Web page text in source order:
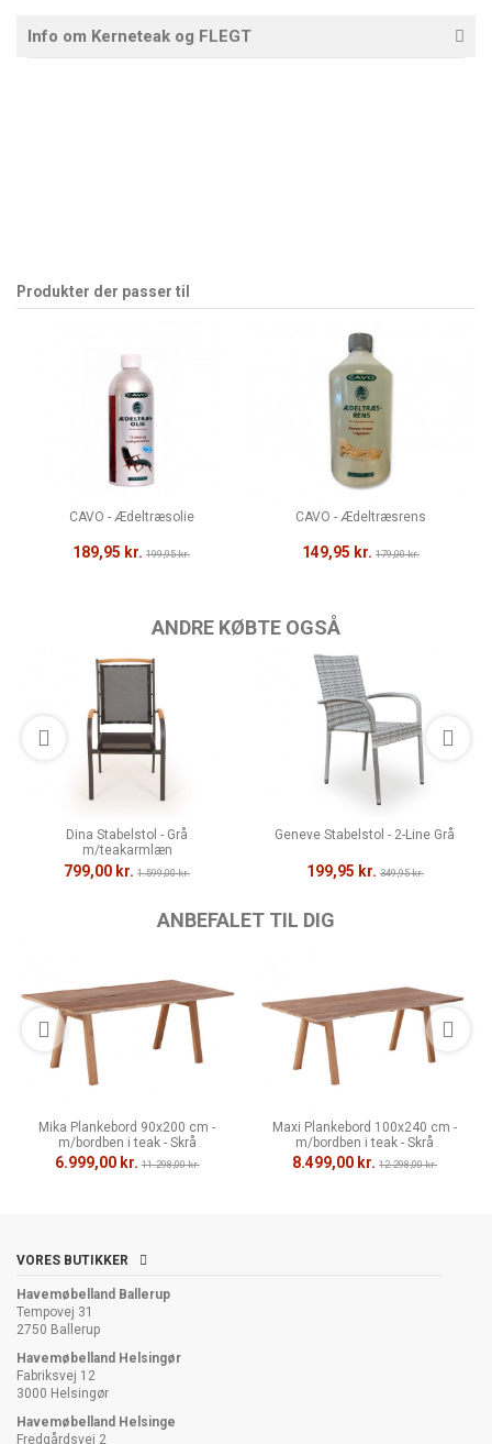
Info om Kerneteak og FLEGT
Produkter der passer til
CAVO - Ædeltræsolie
189,95 kr. 199,95 kr.
CAVO - Ædeltræsrens
149,95 kr. 179,00 kr.
ANDRE KØBTE OGSÅ
Dina Stabelstol - Grå
m/teakarmlæn
799,00 kr. 1.599,00 kr.
Geneve Stabelstol - 2-Line Grå
199,95 kr. 349,95 kr.
ANBEFALET TIL DIG
Mika Plankebord 90x200 cm -
m/bordben i teak - Skrå
6.999,00 kr. 11.298,00 kr.
Maxi Plankebord 100x240 cm -
m/bordben i teak - Skrå
8.499,00 kr. 12.298,00 kr.
VORES BUTIKKER
Havemøbelland Ballerup
Tempovej 31
2750 Ballerup
Havemøbelland Helsingør
Fabriksvej 12
3000 Helsingør
Havemøbelland Helsinge
Fredgårdsvej 2